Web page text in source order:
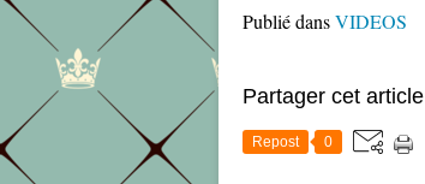
Publié dansVIDEOS
Partager cet article
Repost 0